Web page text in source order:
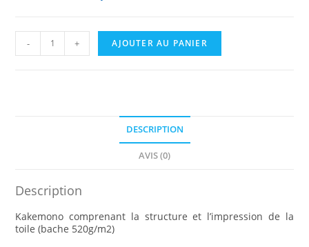
-
quantité
+ AJOUTER AU PANIER
DESCRIPTION
AVIS (0)
Description
Kakemono comprenant la structure et l’impression de la
toile (bache 520g/m2)